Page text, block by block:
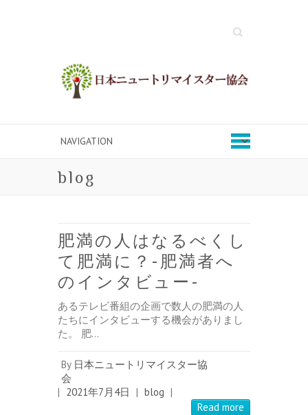
Search
blog
肥満の人はなるべくし
て肥満に？-肥満者へ
のインタビュー-
あるテレビ番組の企画で数人の肥満の人
たちにインタビューする機会がありまし
た。 肥…
By 日本ニュートリマイスター協
会
| 2021年7月4日 | blog |
Read more